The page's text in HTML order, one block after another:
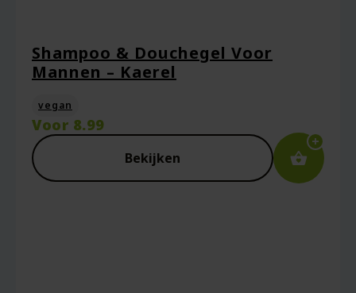
Shampoo & Douchegel Voor
Mannen – Kaerel
vegan
Voor 8.99
Bekijken